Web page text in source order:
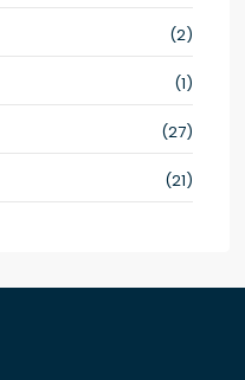
(2)
(1)
(27)
(21)